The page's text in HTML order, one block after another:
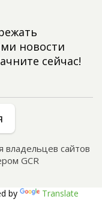
новости
сейчас!
владельцев сайтов
GCR
by Translate